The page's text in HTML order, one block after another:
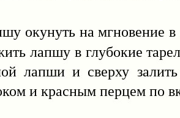
окунуть на мгновение
лапшу в глубокие
лапши и сверху
и красным перцем по